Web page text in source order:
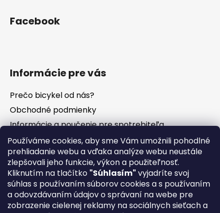
Používáme cookies, aby sme Vám umožnili pohodlné
prehliadanie webu a vďaka analýze webu neustále
zlepšovali jeho funkcie, výkon a použiteľnosť.
Kliknutím na tlačítko "Súhlasím" vyjadríte svoj
súhlas s používaním súborov cookies a s používaním
a odovzdávaním údajov o správaní na webe pre
zobrazenie cielenej reklamy na sociálnych sieťach a
Facebook
Informácie pre vás
Prečo bicykel od nás?
Obchodné podmienky
Informácie a poučenie pre spotrebiteľa
Vrátenie tovaru - odstúpenie od zmluvy
Ochrana osobných údajov
Súbory cookies
Formuláre na stiahnutie
Reklamačný poriadok